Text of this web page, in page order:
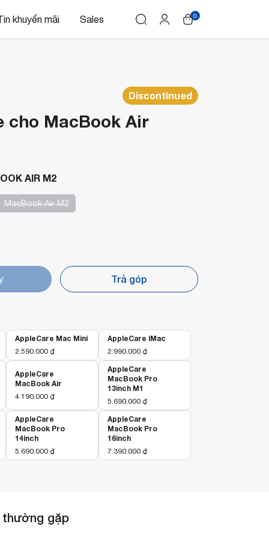
khuyến mãi Sales 0
Discontinued
cho MacBook Air
AIR M2
MacBook Air M2
Trả góp
AppleCare Mac Mini
2.590.000 ₫
AppleCare iMac
2.990.000 ₫
AppleCare
MacBook Air
4.190.000 ₫
AppleCare
MacBook Pro
13inch M1
5.690.000 ₫
AppleCare
MacBook Pro
14inch
5.690.000 ₫
AppleCare
MacBook Pro
16inch
7.390.000 ₫
thường gặp